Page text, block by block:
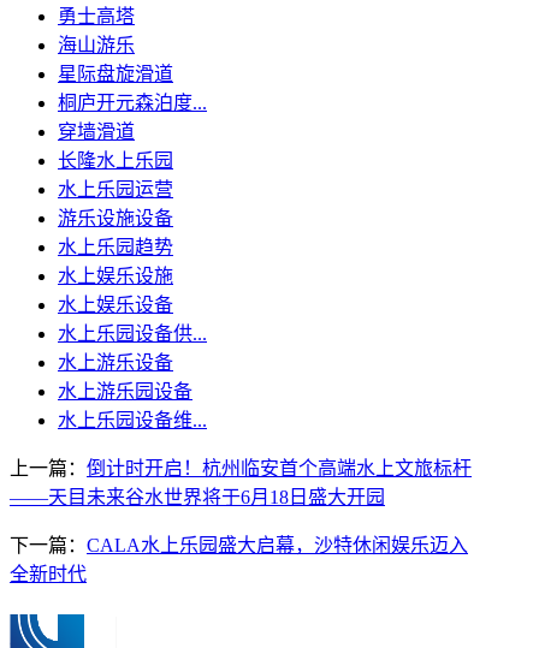
勇士高塔
海山游乐
星际盘旋滑道
桐庐开元森泊度...
穿墙滑道
长隆水上乐园
水上乐园运营
游乐设施设备
水上乐园趋势
水上娱乐设施
水上娱乐设备
水上乐园设备供...
水上游乐设备
水上游乐园设备
水上乐园设备维...
上一篇： 倒计时开启！杭州临安首个高端水上文旅标杆
——天目未来谷水世界将于6月18日盛大开园
下一篇： CALA水上乐园盛大启幕，沙特休闲娱乐迈入
全新时代